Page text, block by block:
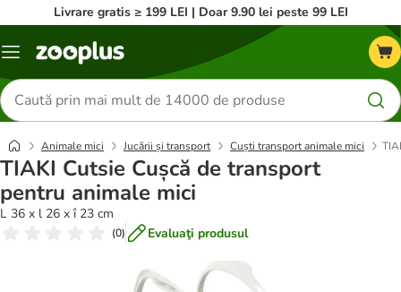
Livrare gratis ≥ 199 LEI | Doar 9.90 lei peste 99 LEI
Categorii
Căutare
produse
Animale mici Jucării și transport Cuști transport animale mici
TIAKI Cutsie Cușcă de transport
pentru animale mici
L 36 x l 26 x î 23 cm
(0) Evaluaţi produsul